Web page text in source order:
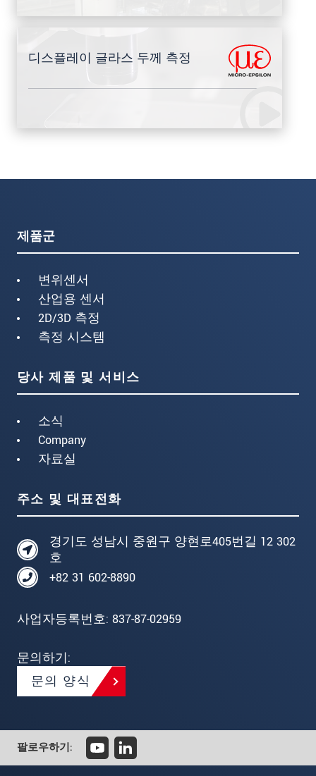
디스플레이 글라스 두께 측정
제품군
변위센서
산업용 센서
2D/3D 측정
측정 시스템
당사 제품 및 서비스
소식
Company
자료실
주소 및 대표전화
경기도 성남시 중원구 양현로405번길 12 302
호
+82 31 602-8890
사업자등록번호: 837-87-02959
문의하기:
문의 양식
팔로우하기: